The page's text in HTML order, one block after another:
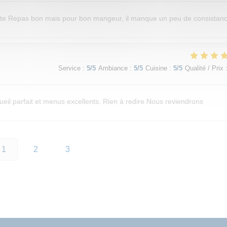
Repas bon mais pour bon mangeur, il manque un peu de
Service: 5/5 Ambiance: 5/5 Cuisine: 5/5 Qualité / Prix :
parfait et menus excellents. Rien à redire Nous reviendrons
1 2 3